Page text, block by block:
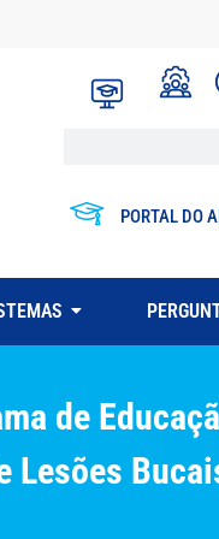
PORTAL DO
de
Lesões